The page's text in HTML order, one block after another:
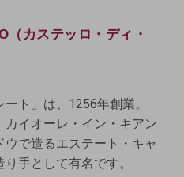
カステッロ・ディ・
ト」は、1256年創業。
カイオーレ・イン・キアン
で造るエステート・キャ
手として有名です。